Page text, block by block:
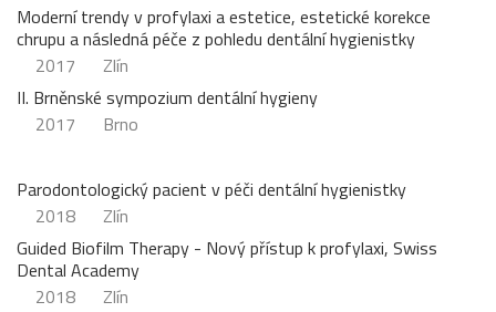
Moderní trendy v profylaxi a estetice, estetické korekce
chrupu a následná péče z pohledu dentální hygienistky
2017
Zlín
II. Brněnské sympozium dentální hygieny
2017
Brno
Parodontologický pacient v péči dentální hygienistky
2018
Zlín
Guided Biofilm Therapy - Nový přístup k profylaxi, Swiss
Dental Academy
2018
Zlín